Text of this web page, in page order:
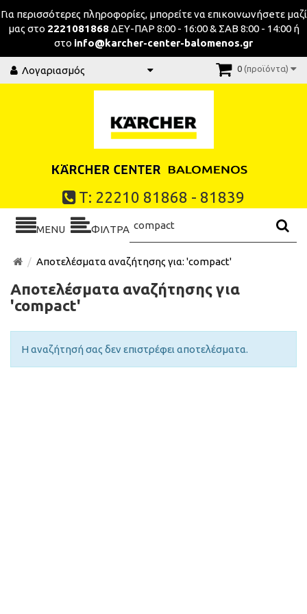
Για περισσότερες πληροφορίες, μπορείτε να επικοινωνήσeτε μαζί
μας στο 2221081868ΔΕΥ-ΠΑΡ 8:00 - 16:00 & ΣΑΒ 8:00 - 14:00 ή
στο info@karcher-center-balomenos.gr
Λογαριασμός 0 (προϊόντα)
Τ: 22210 81868 - 81839
ΦΙΛΤΡΑ
MENU
Αποτελέσματα αναζήτησης για: 'compact'
Αποτελέσματα αναζήτησης για
'compact'
Η αναζήτησή σας δεν επιστρέφει αποτελέσματα.